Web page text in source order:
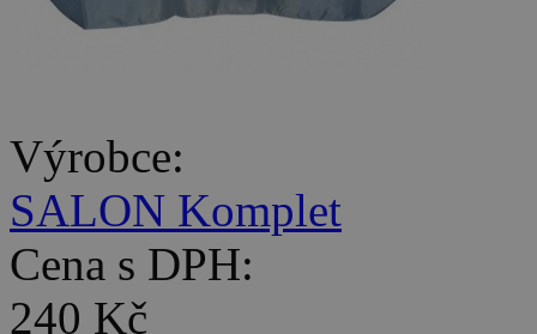
Výrobce:
SALON Komplet
Cena s DPH:
240 Kč